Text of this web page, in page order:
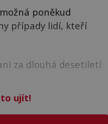
poněkud
případy lidí, kteří
za dlouhá desetiletí
ujít!